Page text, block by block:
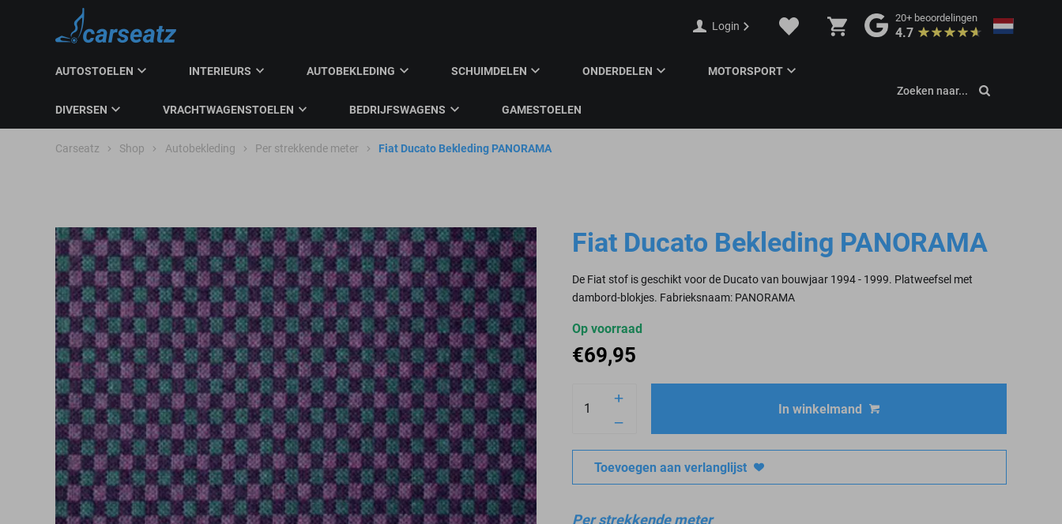
Login
20+beoordelingen
4.7
AUTOSTOELEN INTERIEURS AUTOBEKLEDING SCHUIMDELEN ONDERDELEN MOTORSPORT
DIVERSEN VRACHTWAGENSTOELEN BEDRIJFSWAGENS GAMESTOELEN
Zoeken naar...
Carseatz Shop Autobekleding Per strekkende meter Fiat Ducato Bekleding PANORAMA
Fiat Ducato Bekleding PANORAMA
De Fiat stof is geschikt voor de Ducato van bouwjaar 1994 - 1999. Platweefsel met
dambord-blokjes. Fabrieksnaam: PANORAMA
Op voorraad
€69,95
In winkelmand
Toevoegen aan verlanglijst
Per strekkende meter